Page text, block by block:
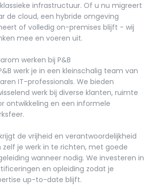
infrastructuur. Of u nu migreert
de cloud, een hybride omgeving
of volledig on-premises blijft - wij
mee en voeren uit.
werken bij P&B
werk je in een kleinschalig team van
IT-professionals. We bieden
werk bij diverse klanten, ruimte
ontwikkeling en een informele
de vrijheid en verantwoordelijkheid
zelf je werk in te richten, met goede
wanneer nodig. We investeren in
en opleiding zodat je
up-to-date blijft.